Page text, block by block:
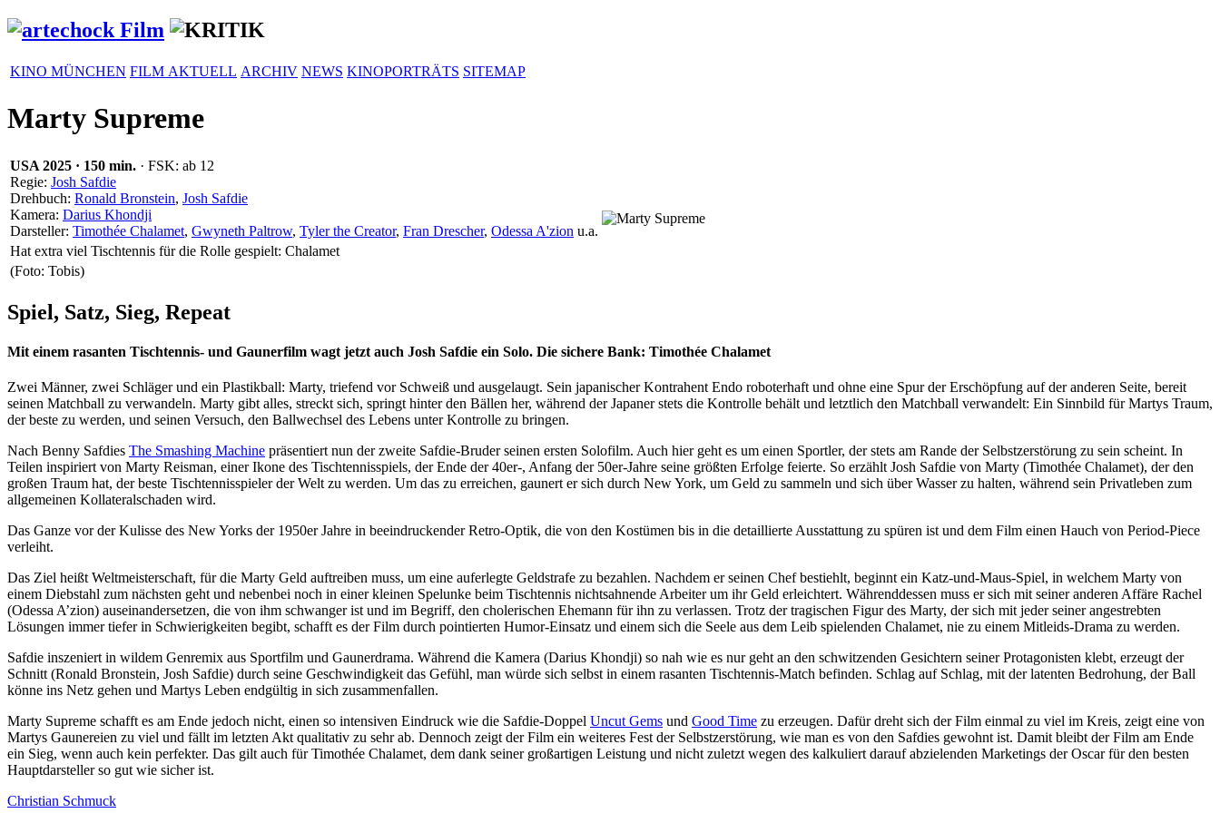
KINO MÜNCHEN FILM AKTUELL ARCHIV NEWS KINOPORTRÄTS SITEMAP
Marty Supreme
USA 2025 · 150 min. · FSK: ab 12
Regie: Josh Safdie
Drehbuch: Ronald Bronstein, Josh Safdie
Kamera: Darius Khondji
Darsteller: Timothée Chalamet, Gwyneth Paltrow, Tyler the Creator, Fran Drescher, Odessa A'zion u.a.
Hat extra viel Tischtennis für die Rolle gespielt: Chalamet
(Foto: Tobis)
Spiel, Satz, Sieg, Repeat
Mit einem rasanten Tischtennis- und Gaunerfilm wagt jetzt auch Josh Safdie ein Solo. Die sichere Bank: Timothée Chalamet
Zwei Männer, zwei Schläger und ein Plas­tik­ball: Marty, triefend vor Schweiß und ausge­laugt. Sein japa­ni­scher Kontra­hent Endo robo­ter­haft und ohne eine Spur der Erschöp­fung auf der anderen Seite, bereit
seinen Matchball zu verwan­deln. Marty gibt alles, streckt sich, springt hinter den Bällen her, während der Japaner stets die Kontrolle behält und letztlich den Matchball verwan­delt: Ein Sinnbild für Martys Traum,
der beste zu werden, und seinen Versuch, den Ball­wechsel des Lebens unter Kontrolle zu bringen.
Nach Benny Safdies The Smashing Machine präsen­tiert nun der zweite Safdie-Bruder seinen ersten Solofilm. Auch hier geht es um einen Sportler, der stets am Rande der Selbst­zer­störung zu sein scheint. In
Teilen inspi­riert von Marty Reisman, einer Ikone des Tisch­ten­nis­spiels, der Ende der 40er-, Anfang der 50er-Jahre seine größten Erfolge feierte. So erzählt Josh Safdie von Marty (Timothée Chalamet), der den
großen Traum hat, der beste Tisch­ten­nis­spieler der Welt zu werden. Um das zu erreichen, gaunert er sich durch New York, um Geld zu sammeln und sich über Wasser zu halten, während sein Privat­leben zum
allge­meinen Kolla­te­ral­schaden wird.
Das Ganze vor der Kulisse des New Yorks der 1950er Jahre in beein­dru­ckender Retro-Optik, die von den Kostümen bis in die detail­lierte Ausstat­tung zu spüren ist und dem Film einen Hauch von Period-Piece
verleiht.
Das Ziel heißt Welt­meis­ter­schaft, für die Marty Geld auftreiben muss, um eine aufer­legte Geld­strafe zu bezahlen. Nachdem er seinen Chef bestiehlt, beginnt ein Katz-und-Maus-Spiel, in welchem Marty von
einem Diebstahl zum nächsten geht und nebenbei noch in einer kleinen Spelunke beim Tisch­tennis nichts­ah­nende Arbeiter um ihr Geld erleich­tert. Während­dessen muss er sich mit seiner anderen Affäre Rachel
(Odessa A’zion) ausein­an­der­setzen, die von ihm schwanger ist und im Begriff, den chole­ri­schen Ehemann für ihn zu verlassen. Trotz der tragi­schen Figur des Marty, der sich mit jeder seiner ange­strebten
Lösungen immer tiefer in Schwie­rig­keiten begibt, schafft es der Film durch poin­tierten Humor-Einsatz und einem sich die Seele aus dem Leib spie­lenden Chalamet, nie zu einem Mitleids-Drama zu werden.
Safdie insze­niert in wildem Genremix aus Sportfilm und Gaun­erdrama. Während die Kamera (Darius Khondji) so nah wie es nur geht an den schwit­zenden Gesich­tern seiner Prot­ago­nisten klebt, erzeugt der
Schnitt (Ronald Bronstein, Josh Safdie) durch seine Geschwin­dig­keit das Gefühl, man würde sich selbst in einem rasanten Tisch­tennis-Match befinden. Schlag auf Schlag, mit der latenten Bedrohung, der Ball
könne ins Netz gehen und Martys Leben endgültig in sich zusam­men­fallen.
Marty Supreme schafft es am Ende jedoch nicht, einen so inten­siven Eindruck wie die Safdie-Doppel Uncut Gems und Good Time zu erzeugen. Dafür dreht sich der Film einmal zu viel im Kreis, zeigt eine von
Martys Gaune­reien zu viel und fällt im letzten Akt quali­tativ zu sehr ab. Dennoch zeigt der Film ein weiteres Fest der Selbst­zer­störung, wie man es von den Safdies gewohnt ist. Damit bleibt der Film am Ende
ein Sieg, wenn auch kein perfekter. Das gilt auch für Timothée Chalamet, dem dank seiner groß­ar­tigen Leistung und nicht zuletzt wegen des kalku­liert darauf abzie­lenden Marke­tings der Oscar für den besten
Haupt­dar­steller so gut wie sicher ist.
Christian Schmuck